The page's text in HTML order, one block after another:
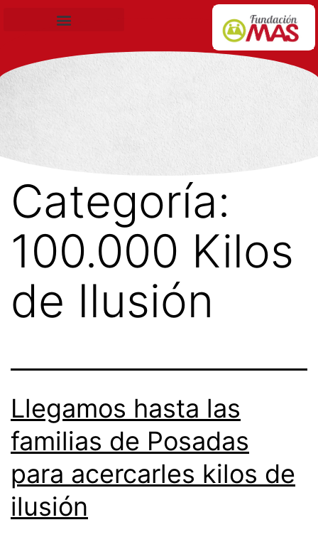
Categoría:
100.000 Kilos
de Ilusión
Llegamos hasta las
familias de Posadas
para acercarles kilos de
ilusión